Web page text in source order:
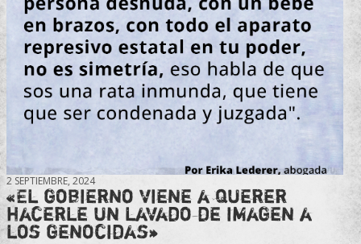
2 SEPTIEMBRE, 2024
«El gobierno viene a querer
hacerle un lavado de imagen a
los genocidas»